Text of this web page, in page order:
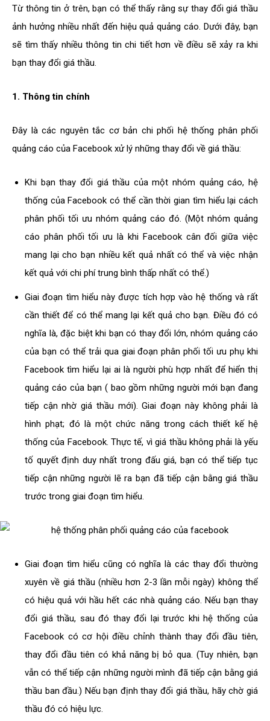
Từ thông tin ở trên, bạn có thể thấy rằng sự thay đổi giá thầu
ảnh hưởng nhiều nhất đến hiệu quả quảng cáo. Dưới đây, bạn
sẽ tìm thấy nhiều thông tin chi tiết hơn về điều sẽ xảy ra khi
bạn thay đổi giá thầu.
1. Thông tin chính
Đây là các nguyên tắc cơ bản chi phối hệ thống phân phối
quảng cáo của Facebook xử lý những thay đổi về giá thầu:
Khi bạn thay đổi giá thầu của một nhóm quảng cáo, hệ
thống của Facebook có thể cần thời gian tìm hiểu lại cách
phân phối tối ưu nhóm quảng cáo đó. (Một nhóm quảng
cáo phân phối tối ưu là khi Facebook cân đối giữa việc
mang lại cho bạn nhiều kết quả nhất có thể và việc nhận
kết quả với chi phí trung bình thấp nhất có thể.)
Giai đoạn tìm hiểu này được tích hợp vào hệ thống và rất
cần thiết để có thể mang lại kết quả cho bạn. Điều đó có
nghĩa là, đặc biệt khi bạn có thay đổi lớn, nhóm quảng cáo
của bạn có thể trải qua giai đoạn phân phối tối ưu phụ khi
Facebook tìm hiểu lại ai là người phù hợp nhất để hiển thị
quảng cáo của bạn ( bao gồm những người mới bạn đang
tiếp cận nhờ giá thầu mới). Giai đoạn này không phải là
hình phạt; đó là một chức năng trong cách thiết kế hệ
thống của Facebook. Thực tế, vì giá thầu không phải là yếu
tố quyết định duy nhất trong đấu giá, bạn có thể tiếp tục
tiếp cận những người lẽ ra bạn đã tiếp cận bằng giá thầu
trước trong giai đoạn tìm hiểu.
Giai đoạn tìm hiểu cũng có nghĩa là các thay đổi thường
xuyên về giá thầu (nhiều hơn 2-3 lần mỗi ngày) không thể
có hiệu quả với hầu hết các nhà quảng cáo. Nếu bạn thay
đổi giá thầu, sau đó thay đổi lại trước khi hệ thống của
Facebook có cơ hội điều chỉnh thành thay đổi đầu tiên,
thay đổi đầu tiên có khả năng bị bỏ qua. (Tuy nhiên, bạn
vẫn có thể tiếp cận những người mình đã tiếp cận bằng giá
thầu ban đầu.) Nếu bạn định thay đổi giá thầu, hãy chờ giá
thầu đó có hiệu lực.